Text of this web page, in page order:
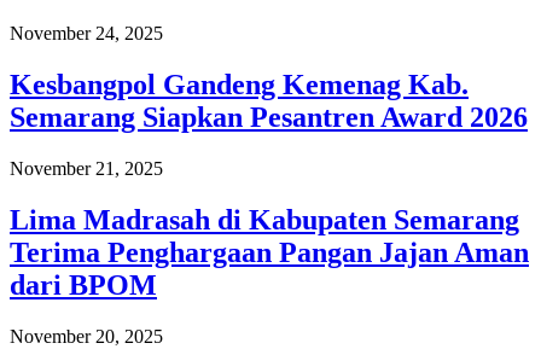
November 24, 2025
Kesbangpol Gandeng Kemenag Kab.
Semarang Siapkan Pesantren Award 2026
November 21, 2025
Lima Madrasah di Kabupaten Semarang
Terima Penghargaan Pangan Jajan Aman
dari BPOM
November 20, 2025